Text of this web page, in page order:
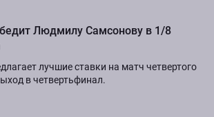
Людмилу Самсонову в 1/8
лучшие ставки на матч четвертого
в четвертьфинал.